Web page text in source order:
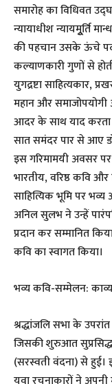
समारोह का विधिवत
न्यायाधीश न्यायमुूर्ति
की पहचान उसके ऊंचे
कल्याणकारी गुणों से
युगद्रष्टा साहित्यकार,
महान और
आदर के साथ याद करता
सात समंदर पार से आए
इस गरिमामयी अवसर
भारतीय, वरिष्ठ कवि
साहित्यिक भूमि पर
अनिल सुलभ ने उन्हें
प्रदान कर सम्मानित
कवि का स्वागत किया।
भव्य कवि-सम्मेलन:
श्रद्धांजलि सभा के
जिसकी शुरुआत सुप्रसिद्ध
(सरस्वती वंदना) से